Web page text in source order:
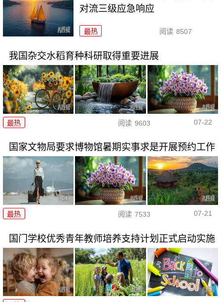
对流三级应急响应
最热 阅读 8507
我国杂交水稻育种科研取得重要进展
最热 阅读 9603 07-22
国家文物局要求博物馆暑期实事求是开展预约工作
最热 阅读 7533 07-21
国门学校优秀青年教师培养支持计划正式启动实施